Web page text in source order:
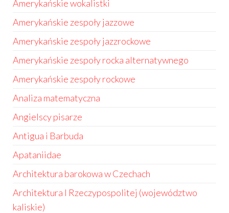
Amerykańskie wokalistki
Amerykańskie zespoły jazzowe
Amerykańskie zespoły jazzrockowe
Amerykańskie zespoły rocka alternatywnego
Amerykańskie zespoły rockowe
Analiza matematyczna
Angielscy pisarze
Antigua i Barbuda
Apataniidae
Architektura barokowa w Czechach
Architektura I Rzeczypospolitej (województwo
kaliskie)